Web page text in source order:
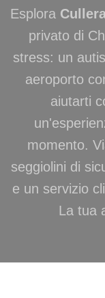
Esplora
privato di
stress: un
aeroporto
aiutarti
momento.
seggiolini di
e un servizio
La tua